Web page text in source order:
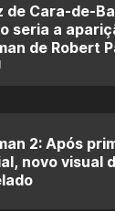
de Cara-de-
seria a
de Robert
2: Após
novo visual